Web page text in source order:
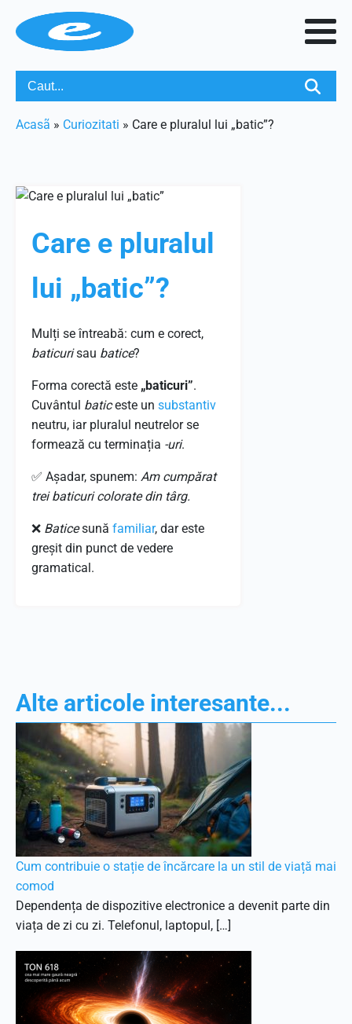
Acasã » Curiozitati » Care e pluralul lui „batic”?
Care e pluralul
lui „batic”?
Mulți se întreabă: cum e corect,
baticurisau batice?
Forma corectă este „baticuri”.
Cuvântul baticeste un substantiv
neutru, iar pluralul neutrelor se
formează cu terminația -uri.
✅ Așadar, spunem: Am cumpărat
trei baticuri colorate din târg.
❌ Baticesună familiar, dar este
greșit din punct de vedere
gramatical.
Alte articole interesante...
Cum contribuie o stație de încărcare la un stil de viață mai
comod
Dependența de dispozitive electronice a devenit parte din
viața de zi cu zi. Telefonul, laptopul, […]